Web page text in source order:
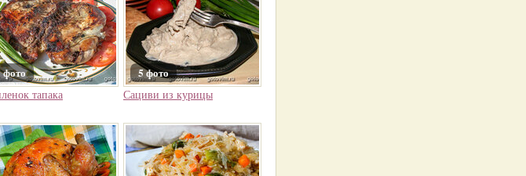
фото
тапака
5 фото
Сациви из курицы